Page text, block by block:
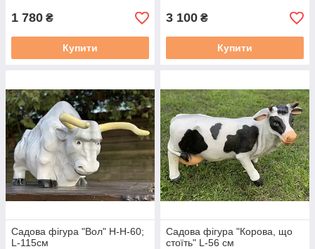
1 780 ₴
Купити
3 100 ₴
Купити
Садова фігура "Вол" Н-H-60;
L-115см
Садова фігура "Корова, що
стоїть" L-56 см